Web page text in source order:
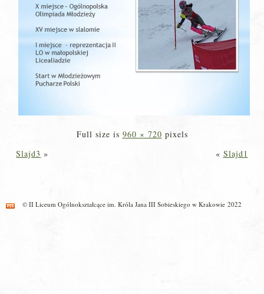
Full size is 960 × 720 pixels
Slajd3 » « Slajd1
© II Liceum Ogólnokształcące im. Króla Jana III Sobieskiego w Krakowie 2022